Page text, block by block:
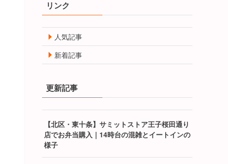
リンク
人気記事
新着記事
更新記事
【北区・東十条】サミットストア王子桜田通り
店でお弁当購入｜14時台の混雑とイートインの
様子